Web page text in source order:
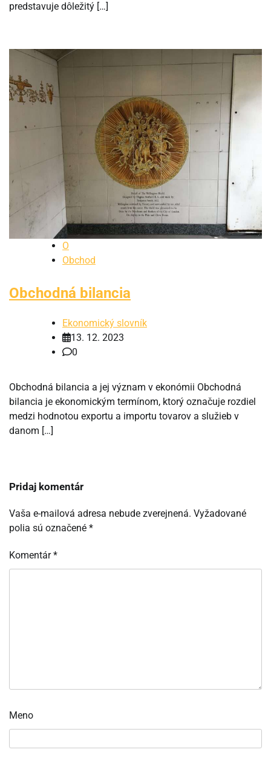
predstavuje dôležitý […]
O
Obchod
Obchodná bilancia
Ekonomický slovník
13. 12. 2023
0
Obchodná bilancia a jej význam v ekonómii Obchodná
bilancia je ekonomickým termínom, ktorý označuje rozdiel
medzi hodnotou exportu a importu tovarov a služieb v
danom […]
Pridaj komentár
Vaša e-mailová adresa nebude zverejnená. Vyžadované
polia sú označené *
Komentár*
Meno